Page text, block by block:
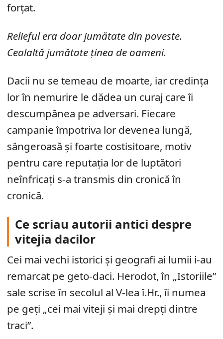
forțat.
Relieful era doar jumătate din poveste.
Cealaltă jumătate ținea de oameni.
Dacii nu se temeau de moarte, iar credința
lor în nemurire le dădea un curaj care îi
descumpănea pe adversari. Fiecare
campanie împotriva lor devenea lungă,
sângeroasă și foarte costisitoare, motiv
pentru care reputația lor de luptători
neînfricați s-a transmis din cronică în
cronică.
Ce scriau autorii antici despre
vitejia dacilor
Cei mai vechi istorici și geografi ai lumii i-au
remarcat pe geto-daci. Herodot, în „Istoriile”
sale scrise în secolul al V-lea î.Hr., îi numea
pe geți „cei mai viteji și mai drepți dintre
traci”.